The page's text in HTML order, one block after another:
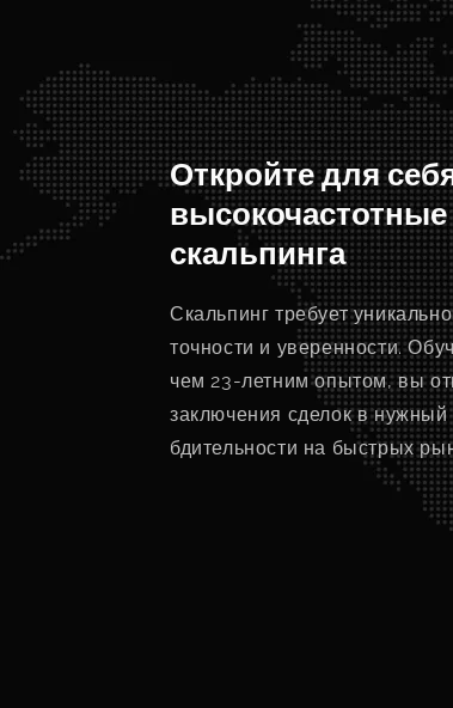
Откройте для
скальпинга
Скальпинг требует
точности и уверенности.
чем 23-летним опытом, вы
заключения сделок в
бдительности на быстрых